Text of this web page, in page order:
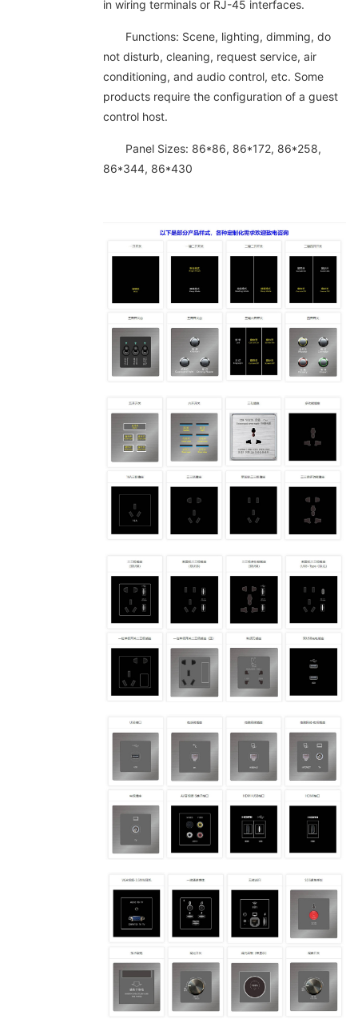
in wiring terminals or RJ-45 interfaces.
Functions: Scene, lighting, dimming, do
not disturb, cleaning, request service, air
conditioning, and audio control, etc. Some
products require the configuration of a guest
control host.
Panel Sizes: 86*86, 86*172, 86*258,
86*344, 86*430